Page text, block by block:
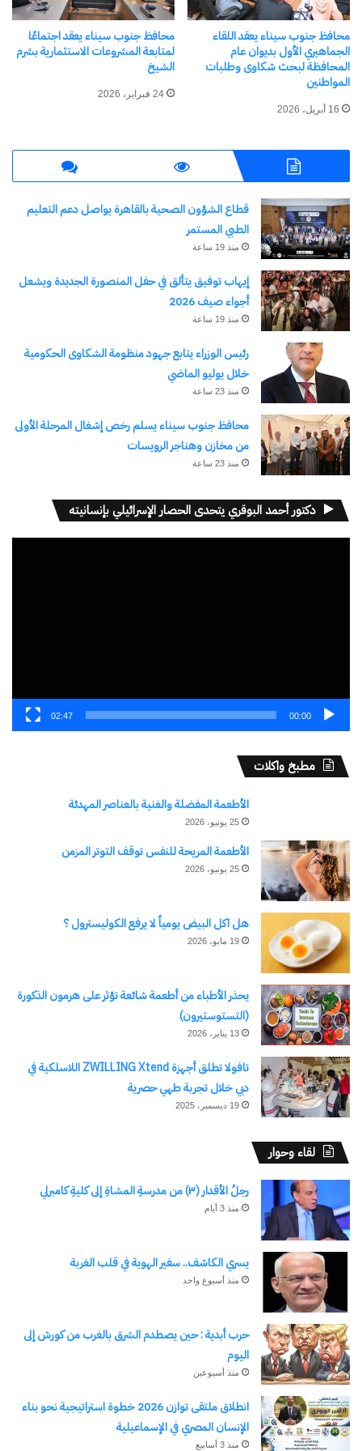
محافظ جنوب سيناء يلتقي
مشايخ عدد من عواقل مدينة
نويبع لبحث مطالب المواطنين
6 يوليو، 2026
في "محافظات"
محافظ جنوب سيناء يلتقي
ممثلات المرأة البدوية
ويستجيب لمطالبهن
في "الأخبار News"
مشايخ وعواقل أهالي رأس
سدر لبحث مطالب المواطنين
25 مايو، 2026
في "محافظات"
اكتشاف المزيد من
اشترك للحصول على أحدث التدوينات المرسلة إلى بريدك
الإلكتروني.
كتابة بريدك الإلكتروني...
اشتراك
محافظ جنوب سيناء يعقد اللقاء
الجماهيري الأول بديوان عام
المحافظة لبحث شكاوى وطلبات
المواطنين
16 أبريل، 2026
محافظ جنوب سيناء يعقد اجتماعًا
لمتابعة المشروعات الاستثمارية بشرم
الشيخ
24 فبراير، 2026
قطاع الشؤون الصحية بالقاهرة يواصل دعم التعليم
الطبي المستمر
منذ 19 ساعة
إيهاب توفيق يتألق في حفل المنصورة الجديدة ويشعل
أجواء صيف 2026
منذ 19 ساعة
رئيس الوزراء يتابع جهود منظومة الشكاوى الحكومية
خلال يوليو الماضي
منذ 23 ساعة
محافظ جنوب سيناء يسلم رخص إشغال المرحلة الأولى
من مخازن وهناجر الرويسات
منذ 23 ساعة
دكتور أحمد البوقري يتحدى الحصار الإسرائيلي بإنسانيته
00:00
02:47
مطبخ واكلات
الأطعمة المفضلة والغنية بالعناصر المهدئة
25 يونيو، 2026
الأطعمة المريحة للنفس توقف التوتر المزمن
25 يونيو، 2026
هل اكل البيض يومياً لا يرفع الكوليسترول ؟
19 مايو، 2026
يحذر الأطباء من أطعمة شائعة تؤثر على هرمون الذكورة
(التستوستيرون)
13 يناير، 2026
تافولا تطلق أجهزة ZWILLING Xtend اللاسلكية في
دبي خلال تجربة طهي حصرية
19 ديسمبر، 2025
لقاء وحوار
رجلُ الأقدار (٣) من مدرسةِ المشاةِ إلى كليةِ كامبرلي
منذ 3 أيام
يسري الكاشف.. سفير الهوية في قلب الغربة
منذ أسبوع واحد
حرب أبدية : حين يصطدم الشرق بالغرب من كورش إلى
اليوم
منذ أسبوعين
انطلاق ملتقى توازن 2026 خطوة استراتيجية نحو بناء
الإنسان المصري في الإسماعيلية
منذ 3 أسابيع